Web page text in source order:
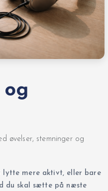
øvelser, stemninger og
lytte mere aktivt, eller bare
du skal sætte på næste